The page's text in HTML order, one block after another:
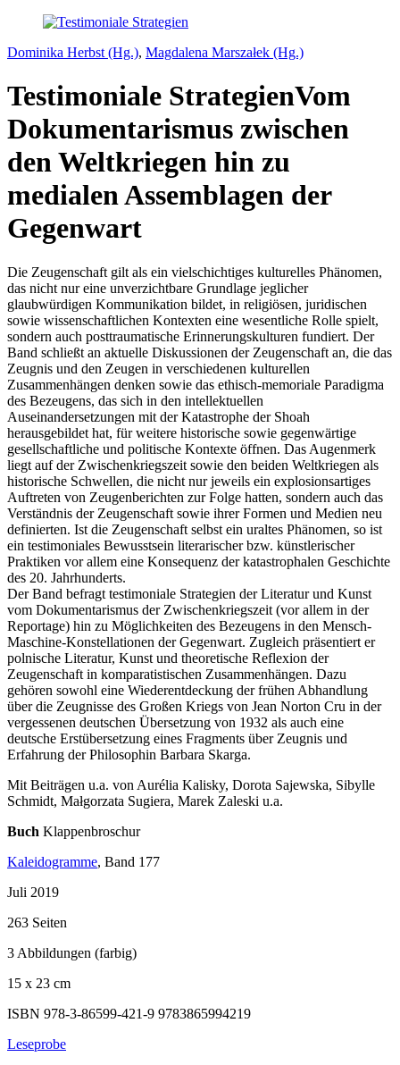
Dominika Herbst (Hg.), Magdalena Marszałek (Hg.)
Testimoniale StrategienVom
Dokumentarismus zwischen
den Weltkriegen hin zu
medialen Assemblagen der
Gegenwart
Die Zeugenschaft gilt als ein vielschichtiges kulturelles Phänomen,
das nicht nur eine unverzichtbare Grundlage jeglicher
glaubwürdigen Kommunikation bildet, in religiösen, juridischen
sowie wissenschaftlichen Kontexten eine wesentliche Rolle spielt,
sondern auch posttraumatische Erinnerungskulturen fundiert. Der
Band schließt an aktuelle Diskussionen der Zeugenschaft an, die das
Zeugnis und den Zeugen in verschiedenen kulturellen
Zusammenhängen denken sowie das ethisch-memoriale Paradigma
des Bezeugens, das sich in den intellektuellen
Auseinandersetzungen mit der Katastrophe der Shoah
herausgebildet hat, für weitere historische sowie gegenwärtige
gesellschaftliche und politische Kontexte öffnen. Das Augenmerk
liegt auf der Zwischenkriegszeit sowie den beiden Weltkriegen als
historische Schwellen, die nicht nur jeweils ein explosionsartiges
Auftreten von Zeugenberichten zur Folge hatten, sondern auch das
Verständnis der Zeugenschaft sowie ihrer Formen und Medien neu
definierten. Ist die Zeugenschaft selbst ein uraltes Phänomen, so ist
ein testimoniales Bewusstsein literarischer bzw. künstlerischer
Praktiken vor allem eine Konsequenz der katastrophalen Geschichte
des 20. Jahrhunderts.
Der Band befragt testimoniale Strategien der Literatur und Kunst
vom Dokumentarismus der Zwischenkriegszeit (vor allem in der
Reportage) hin zu Möglichkeiten des Bezeugens in den Mensch-
Maschine-Konstellationen der Gegenwart. Zugleich präsentiert er
polnische Literatur, Kunst und theoretische Reflexion der
Zeugenschaft in komparatistischen Zusammenhängen. Dazu
gehören sowohl eine Wiederentdeckung der frühen Abhandlung
über die Zeugnisse des Großen Kriegs von Jean Norton Cru in der
vergessenen deutschen Übersetzung von 1932 als auch eine
deutsche Erstübersetzung eines Fragments über Zeugnis und
Erfahrung der Philosophin Barbara Skarga.
Mit Beiträgen u.a. von Aurélia Kalisky, Dorota Sajewska, Sibylle
Schmidt, Małgorzata Sugiera, Marek Zaleski u.a.
Buch Klappenbroschur
Kaleidogramme, Band 177
Juli 2019
263 Seiten
3 Abbildungen (farbig)
15 x 23 cm
ISBN 978-3-86599-421-9 9783865994219
Leseprobe